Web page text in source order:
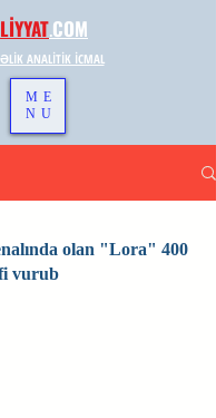
.COM
ANALİTİK İCMAL
ME
NU
olan "Lora" 400
vurub